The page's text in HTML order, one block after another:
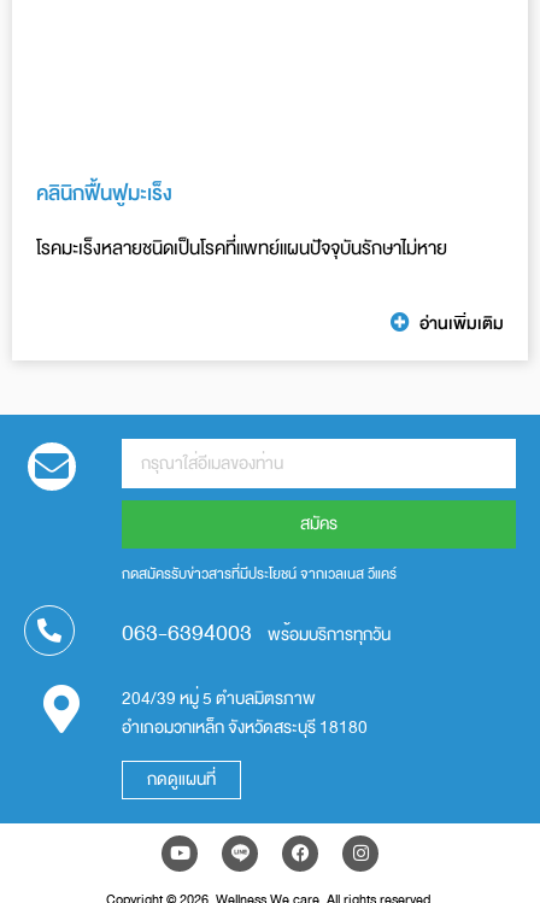
คลินิกฟื้นฟูมะเร็ง
โรคมะเร็งหลายชนิดเป็นโรคที่แพทย์แผนปัจจุบันรักษาไม่หาย
อ่านเพิ่มเติม
สมัคร
กดสมัครรับข่าวสารที่มีประโยชน์ จากเวลเนส วีแคร์
063-6394003 พร้อมบริการทุกวัน
204/39 หมู่ 5 ตำบลมิตรภาพ
อำเภอมวกเหล็ก จังหวัดสระบุรี 18180
กดดูแผนที่